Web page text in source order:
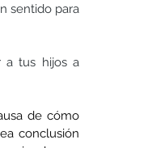
sentido para
a tus hijos a
de cómo
conclusión